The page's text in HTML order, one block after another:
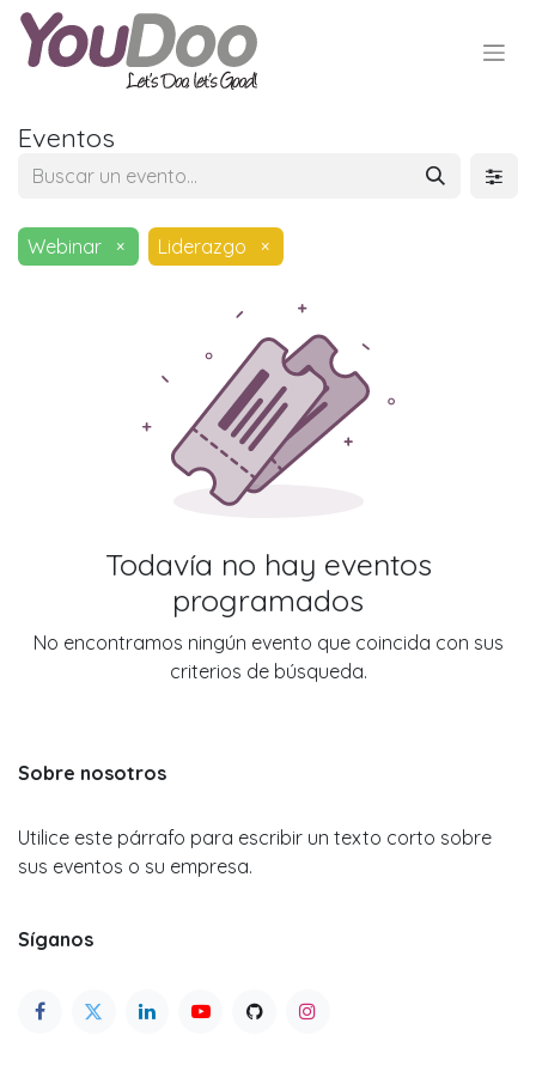
Eventos
Webinar × Liderazgo ×
Todavía no hay eventos
programados
No encontramos ningún evento que coincida con sus
criterios de búsqueda.
Sobre nosotros
Utilice este párrafo para escribir un texto corto sobre
sus eventos o su empresa.
Síganos